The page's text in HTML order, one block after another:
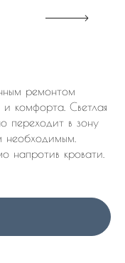
ремонтом
комфорта. Светлая
переходит в зону
необходимым.
напротив кровати.